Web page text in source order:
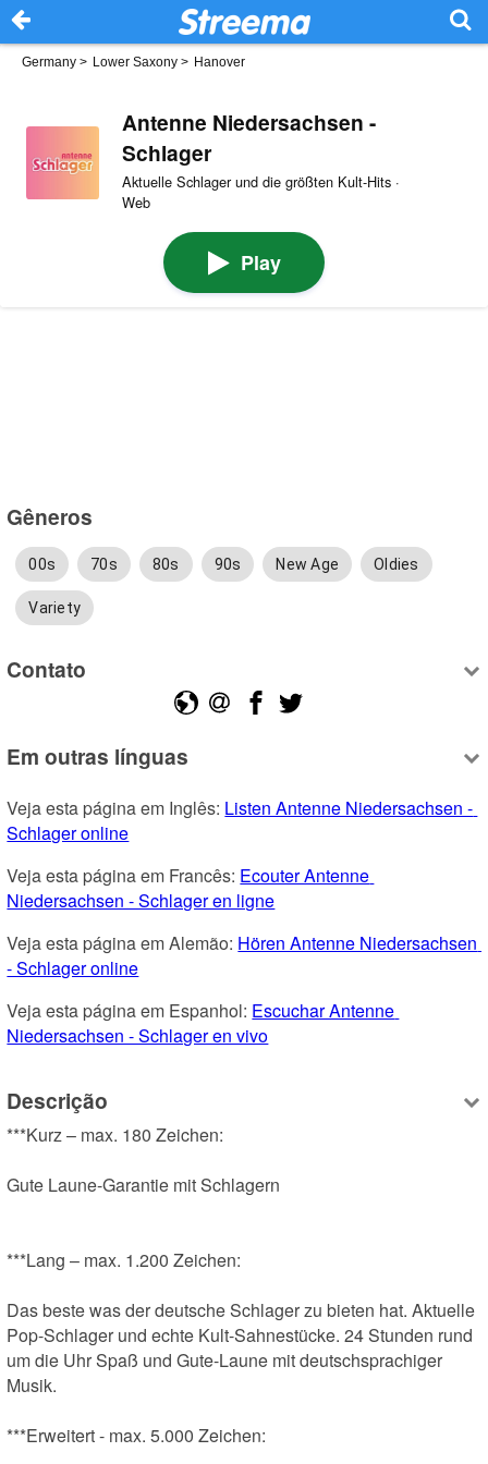
Germany > Lower Saxony > Hanover
Antenne Niedersachsen -
Schlager
Aktuelle Schlager und die größten Kult-Hits ·
Web
Play
Gêneros
00s 70s 80s 90s New Age Oldies
Variety
Contato
Em outras línguas
Veja esta página em Inglês: Listen Antenne Niedersachsen -
Schlager online
Veja esta página em Francês: Ecouter Antenne
Niedersachsen - Schlager en ligne
Veja esta página em Alemão: Hören Antenne Niedersachsen
- Schlager online
Veja esta página em Espanhol: Escuchar Antenne
Niedersachsen - Schlager en vivo
Descrição
***Kurz – max. 180 Zeichen:
Gute Laune-Garantie mit Schlagern
***Lang – max. 1.200 Zeichen:
Das beste was der deutsche Schlager zu bieten hat. Aktuelle
Pop-Schlager und echte Kult-Sahnestücke. 24 Stunden rund
um die Uhr Spaß und Gute-Laune mit deutschsprachiger
Musik.
***Erweitert - max. 5.000 Zeichen: